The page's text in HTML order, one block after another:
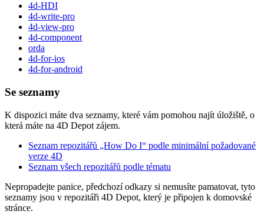
4d-HDI
4d-write-pro
4d-view-pro
4d-component
orda
4d-for-ios
4d-for-android
Se seznamy
K dispozici máte dva seznamy, které vám pomohou najít úložiště, o
která máte na 4D Depot zájem.
Seznam repozitářů „How Do I“ podle minimální požadované
verze 4D
Seznam všech repozitářů podle tématu
Nepropadejte panice, předchozí odkazy si nemusíte pamatovat, tyto
seznamy jsou v repozitáři 4D Depot, který je připojen k domovské
stránce.